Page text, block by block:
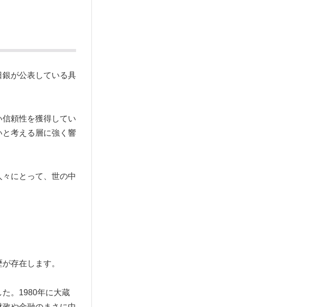
が公表している具
頼性を獲得してい
考える層に強く響
にとって、世の中
存在します。
。1980年に大蔵